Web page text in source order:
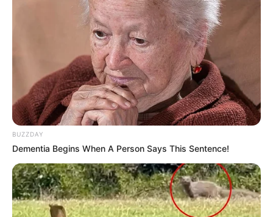
BUZZDAY
Dementia Begins When A Person Says This Sentence!